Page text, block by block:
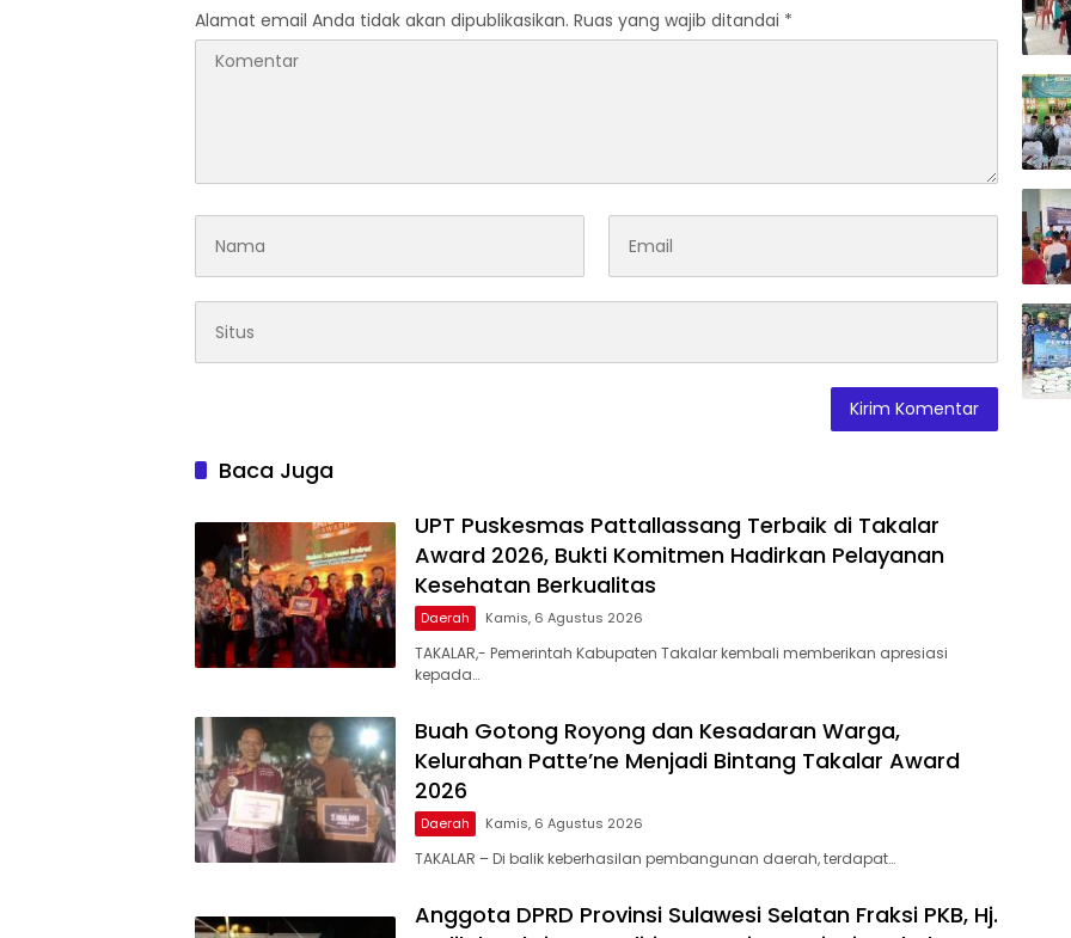
Alamat email Anda tidak akan dipublikasikan. Ruas yang wajib ditandai *
Baca Juga
UPT Puskesmas Pattallassang Terbaik di Takalar
Award 2026, Bukti Komitmen Hadirkan Pelayanan
Kesehatan Berkualitas
Daerah Kamis, 6 Agustus 2026
TAKALAR,- Pemerintah Kabupaten Takalar kembali memberikan apresiasi
kepada…
Buah Gotong Royong dan Kesadaran Warga,
Kelurahan Patte’ne Menjadi Bintang Takalar Award
2026
Daerah Kamis, 6 Agustus 2026
TAKALAR – Di balik keberhasilan pembangunan daerah, terdapat…
Anggota DPRD Provinsi Sulawesi Selatan Fraksi PKB, Hj.